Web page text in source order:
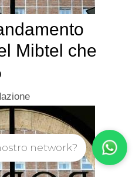
Mibtel che
network?